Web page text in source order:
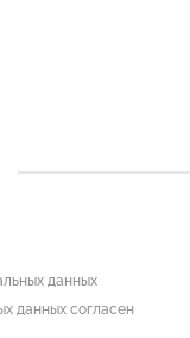
данных
данных согласен